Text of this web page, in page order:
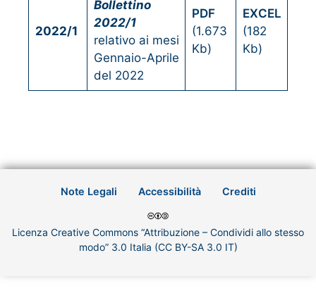
2022/1
Bollettino
2022/1
relativo ai mesi
Gennaio-Aprile
del 2022
PDF
(1.673
Kb)
EXCEL
(182
Kb)
Note Legali Accessibilità Crediti
Licenza Creative Commons “Attribuzione – Condividi allo stesso
modo” 3.0 Italia (CC BY-SA 3.0 IT)